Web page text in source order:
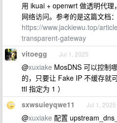
用 ikuai + openwrt 做透明代
网络访问。参考的是这篇文档：
https://www.jackiewu.top/
transparent-gateway
vitoegg Jul 1, 2025
@xuxiake MosDNS 可以控制
的，只要让 Fake IP 不缓存就
ttl 指定为 1 ）
sxwsuieyqwe11 Jul 1,
@xuxiake 配置